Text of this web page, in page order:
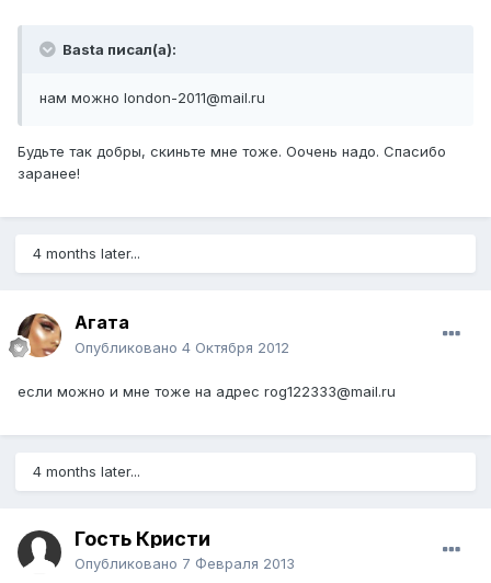
Basta писал(а):
нам можно london-2011@mail.ru
Будьте так добры, скиньте мне тоже. Оочень надо. Спасибо
заранее!
4 months later...
Агата
Опубликовано 4 Октября 2012
если можно и мне тоже на адрес rog122333@mail.ru
4 months later...
Гость Кристи
Опубликовано 7 Февраля 2013